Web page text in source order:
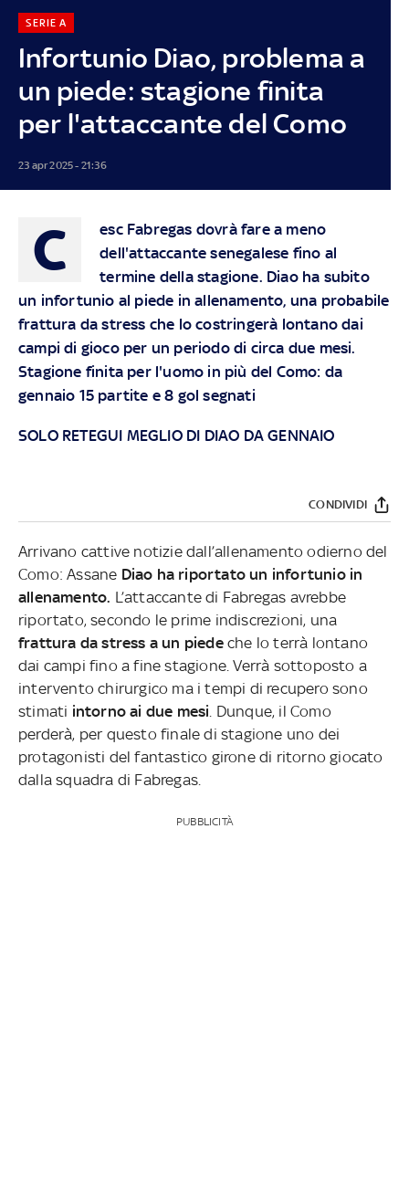
Infortunio Diao, problema a
un piede: stagione finita
per l'attaccante del Como
SERIE A
23 apr 2025 - 21:36
C
esc Fabregas dovrà fare a meno
dell'attaccante senegalese fino al
termine della stagione. Diao ha subito
un infortunio al piede in allenamento, una probabile
frattura da stress che lo costringerà lontano dai
campi di gioco per un periodo di circa due mesi.
Stagione finita per l'uomo in più del Como: da
gennaio 15 partite e 8 gol segnati
SOLO RETEGUI MEGLIO DI DIAO DA GENNAIO
CONDIVIDI
Arrivano cattive notizie dall’allenamento odierno del
Como: Assane Diao ha riportato un infortunio in
allenamento. L’attaccante di Fabregas avrebbe
riportato, secondo le prime indiscrezioni, una
frattura da stress a un piede che lo terrà lontano
dai campi fino a fine stagione. Verrà sottoposto a
intervento chirurgico ma i tempi di recupero sono
stimati intorno ai due mesi . Dunque, il Como
perderà, per questo finale di stagione uno dei
protagonisti del fantastico girone di ritorno giocato
dalla squadra di Fabregas.
PUBBLICITÀ